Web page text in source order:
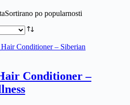
Sortirano po popularnosti
Conditioner –